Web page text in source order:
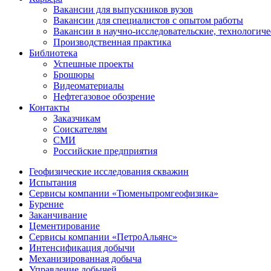
Вакансии для выпускников вузов
Вакансии для специалистов с опытом работы
Вакансии в научно-исследовательские,
Производственная практика
Библиотека
Успешные проекты
Брошюры
Видеоматериалы
Нефтегазовое обозрение
Контакты
Заказчикам
Соискателям
СМИ
Российские предприятия
Геофизические исследования скважин
Испытания
Сервисы компании «Тюменьпромгеофизика»
Бурение
Заканчивание
Цементирование
Сервисы компании «ПетроАльянс»
Интенсификация добычи
Механизированная добыча